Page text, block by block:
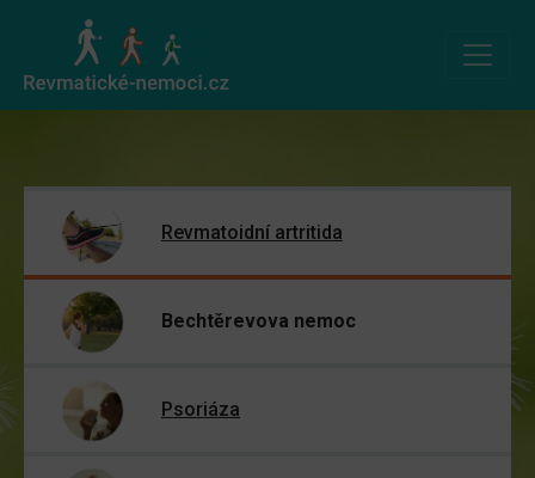
Revmatoidní artritida
Bechtěrevova nemoc
Psoriáza